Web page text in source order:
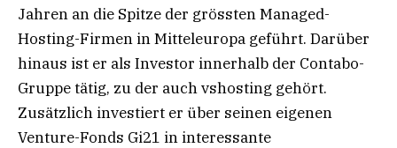
Jahren an die Spitze der grössten Managed-
Hosting-Firmen in Mitteleuropa geführt. Darüber
hinaus ist er als Investor innerhalb der Contabo-
Gruppe tätig, zu der auch vshosting gehört.
Zusätzlich investiert er über seinen eigenen
Venture-Fonds Gi21 in interessante